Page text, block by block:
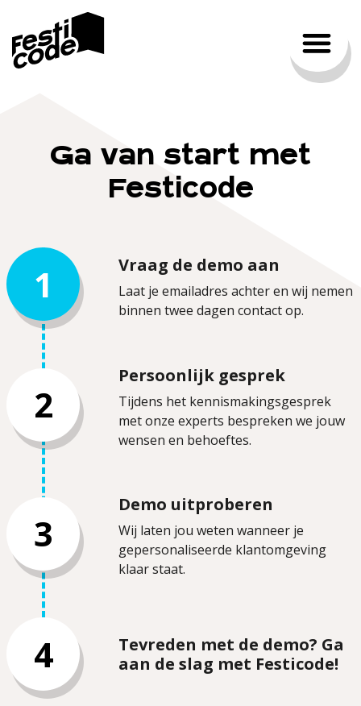
Bestellingen doen
Ga van start met
Festicode
Vraag de demo aan
Laat je emailadres achter en wij nemen
binnen twee dagen contact op.
1
Persoonlijk gesprek
Tijdens het kennismakingsgesprek
met onze experts bespreken we jouw
wensen en behoeftes.
2
Demo uitproberen
Wij laten jou weten wanneer je
gepersonaliseerde klantomgeving
klaar staat.
3
Tevreden met de demo? Ga
aan de slag met Festicode!
4